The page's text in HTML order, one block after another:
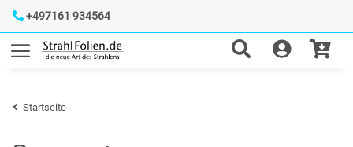
+497161 934564
Startseite